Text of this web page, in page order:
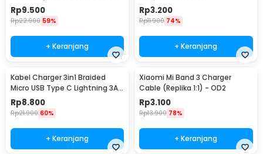
Organizer 14mmx4.5M - HPS-
60
Rp9.500
Rp22.900 59%
+ Keranjang
Rp3.200
Rp11.900 74%
+ Keranjang
Kabel Charger 3in1 Braided
Micro USB Type C Lightning 3A
1.2M - US186
Rp8.800
Rp21.900 60%
+ Keranjang
Xiaomi Mi Band 3 Charger
Cable (Replika 1:1) - OD2
Rp3.100
Rp13.900 78%
+ Keranjang